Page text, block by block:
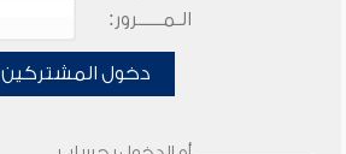
الـمـــــرور:
دخول المشتركين